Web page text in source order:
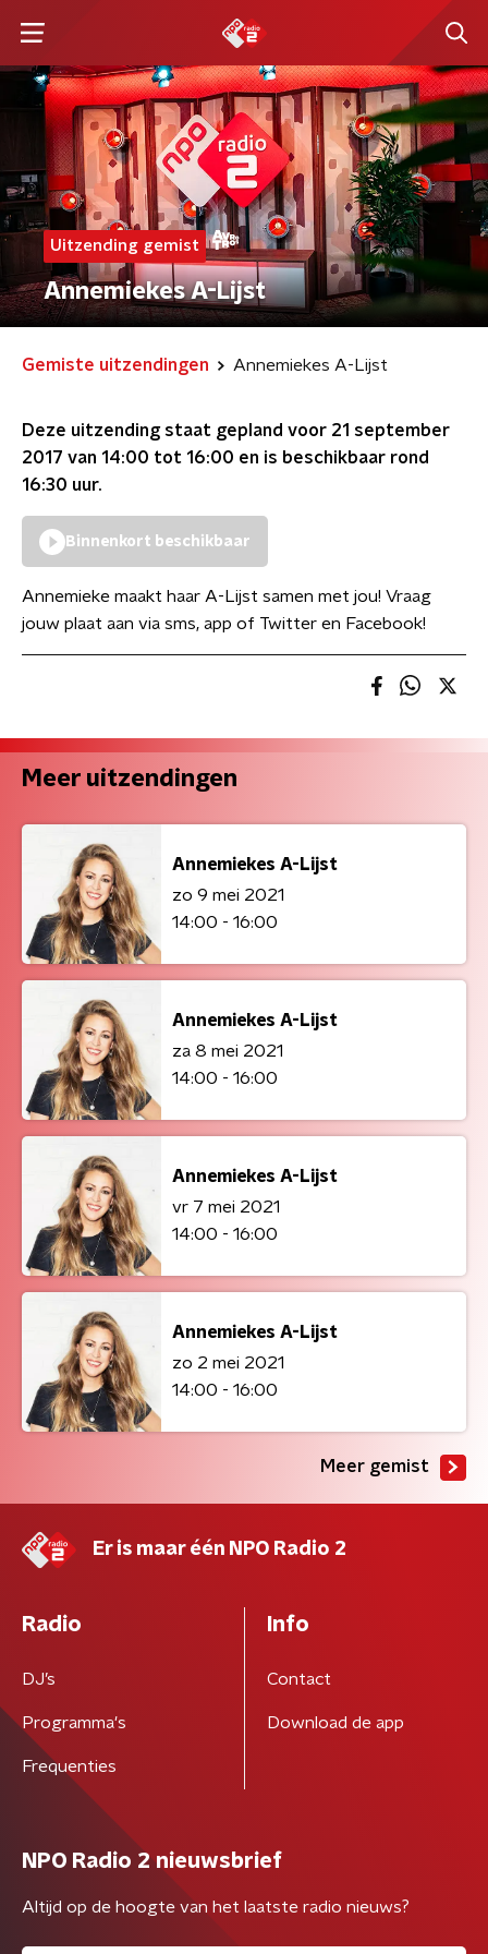
Uitzending gemist
Annemiekes A-Lijst
Gemiste uitzendingen Annemiekes A-Lijst
Deze uitzending staat gepland voor 21 september
2017 van 14:00 tot 16:00 en is beschikbaar rond
16:30 uur.
Binnenkort beschikbaar
Annemieke maakt haar A-Lijst samen met jou! Vraag
jouw plaat aan via sms, app of Twitter en Facebook!
Meer uitzendingen
Annemiekes A-Lijst
zo 9 mei 2021
14:00 - 16:00
Annemiekes A-Lijst
za 8 mei 2021
14:00 - 16:00
Annemiekes A-Lijst
vr 7 mei 2021
14:00 - 16:00
Annemiekes A-Lijst
zo 2 mei 2021
14:00 - 16:00
Meer gemist
Er is maar één NPO Radio 2
Radio
DJ’s
Programma's
Frequenties
Info
Contact
Download de app
NPO Radio 2 nieuwsbrief
Altijd op de hoogte van het laatste radio nieuws?